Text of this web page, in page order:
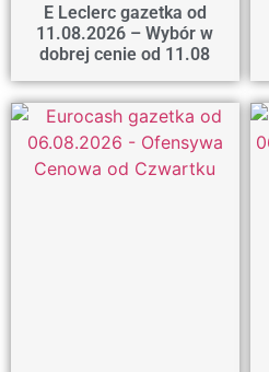
E Leclerc gazetka od
11.08.2026 – Wybór w
dobrej cenie od 11.08